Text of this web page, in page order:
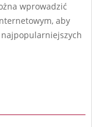
wprowadzić
aby
najpopularniejszych